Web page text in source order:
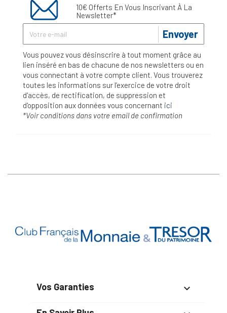
10€ Offerts En Vous Inscrivant À La
Newsletter*
Envoyer
Vous pouvez vous désinscrire à tout moment grâce au
lien inséré en bas de chacune de nos newsletters ou en
vous connectant à votre compte client. Vous trouverez
toutes les informations sur l’exercice de votre droit
d'accès, de rectification, de suppression et
d'opposition aux données vous concernant ici
*Voir conditions dans votre email de confirmation
Vos Garanties 